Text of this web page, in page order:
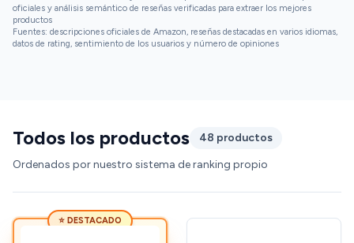
oficiales y análisis semántico de reseñas verificadas para extraer los mejores
productos
Fuentes: descripciones oficiales de Amazon, reseñas destacadas en varios idiomas,
datos de rating, sentimiento de los usuarios y número de opiniones
Todos los productos
48 productos
Ordenados por nuestro sistema de ranking propio
⭐ DESTACADO